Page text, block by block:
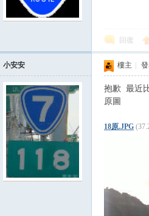
回復
小安安 樓主
抱歉 最近
原圖
18原.JPG